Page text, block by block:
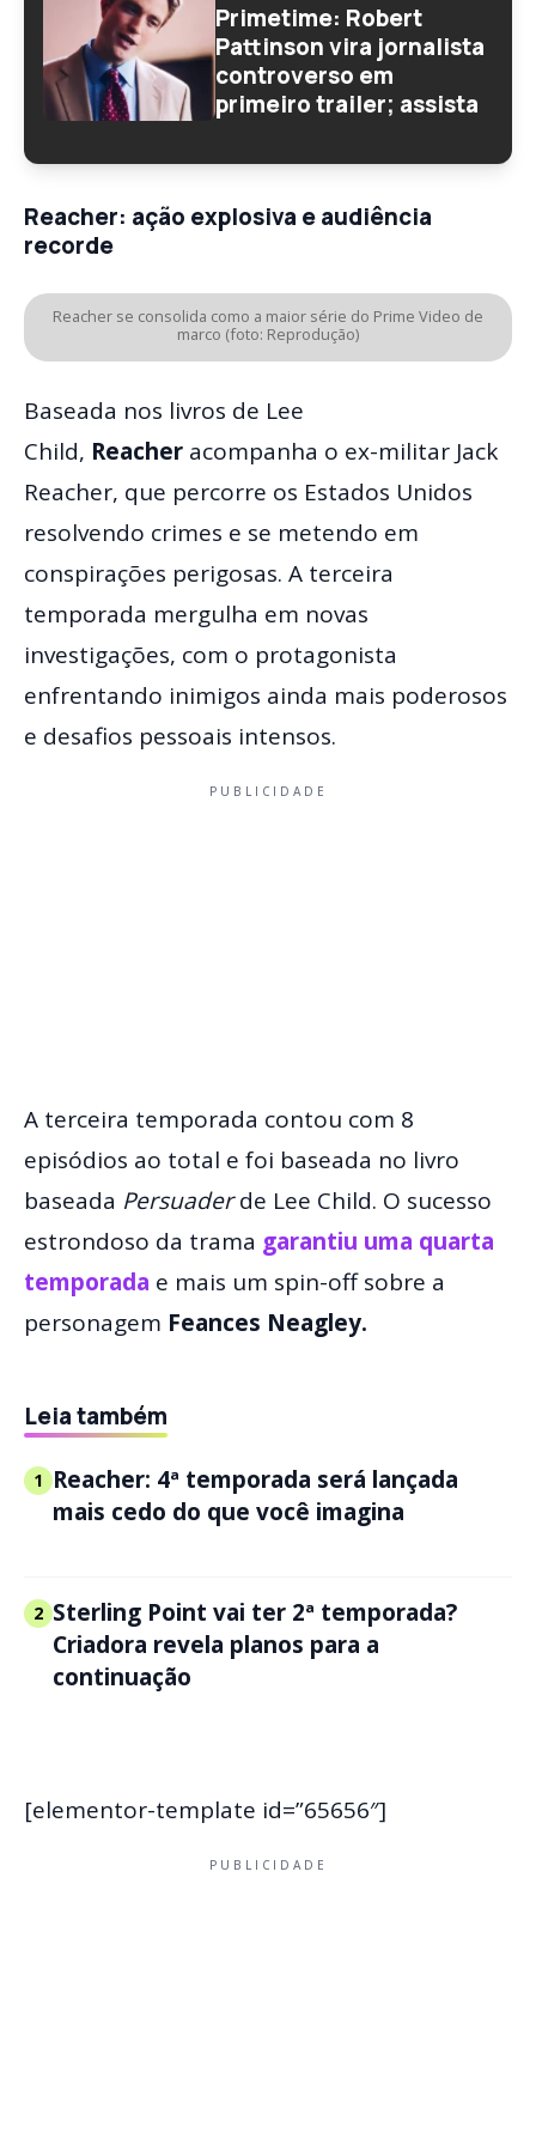
Primetime: Robert
Pattinson vira jornalista
controverso em
primeiro trailer; assista
Reacher: ação explosiva e audiência
recorde
Reacher se consolida como a maior série do Prime Video de
marco (foto: Reprodução)
Baseada nos livros de Lee
Child, Reacher acompanha o ex-militar Jack
Reacher, que percorre os Estados Unidos
resolvendo crimes e se metendo em
conspirações perigosas. A terceira
temporada mergulha em novas
investigações, com o protagonista
enfrentando inimigos ainda mais poderosos
e desafios pessoais intensos.
PUBLICIDADE
A terceira temporada contou com 8
episódios ao total e foi baseada no livro
baseada Persuaderde Lee Child. O sucesso
estrondoso da trama garantiu uma quarta
temporada e mais um spin-off sobre a
personagem Feances Neagley.
Leia também
1 Reacher: 4ª temporada será lançada
mais cedo do que você imagina
2 Sterling Point vai ter 2ª temporada?
Criadora revela planos para a
continuação
[elementor-template id=”65656″]
PUBLICIDADE